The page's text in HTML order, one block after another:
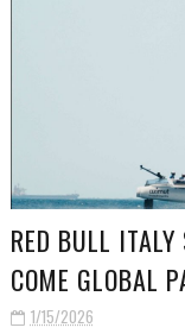
RED BULL
COME GLOBAL
1/15/2026